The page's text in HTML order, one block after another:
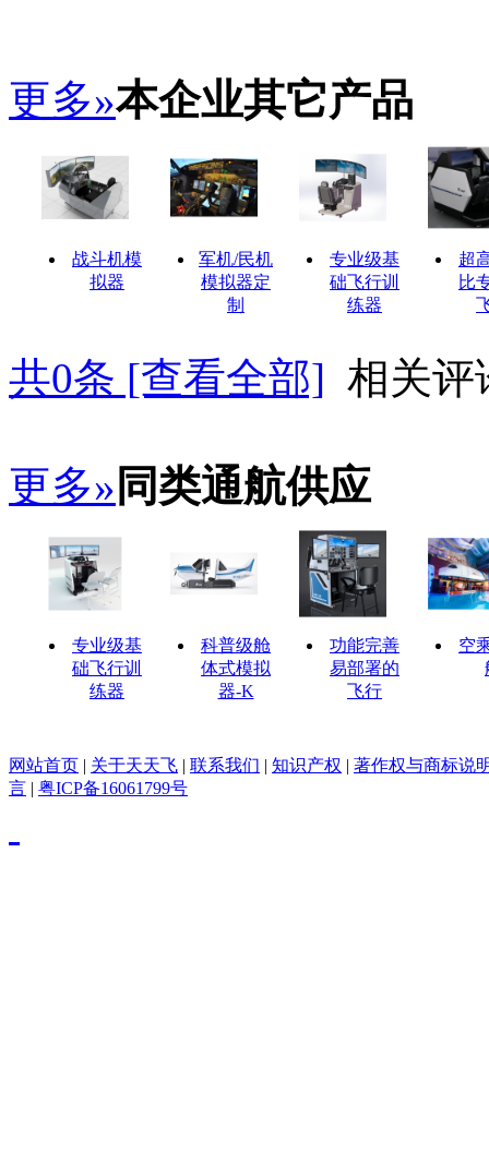
更多»本企业其它产品
战斗机模
拟器
军机/民机
模拟器定
制
专业级基
础飞行训
练器
超
比
共0条 [查看全部] 相关评
更多» 同类通航供应
专业级基
础飞行训
练器
科普级舱
体式模拟
器-K
功能完善
易部署的
飞行
空
网站首页 | 关于天天飞 | 联系我们 | 知识产权 | 著作权与商标说
言 | 粤ICP备16061799号